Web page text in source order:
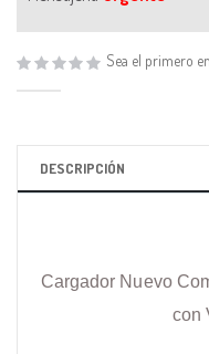
Sea el primero
DESCRIPCIÓN
Cargador Nuevo
con